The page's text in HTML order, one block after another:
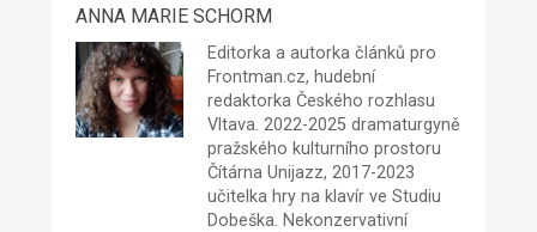
ANNA MARIE SCHORM
Editorka a autorka článků pro
Frontman.cz, hudební
redaktorka Českého rozhlasu
Vltava. 2022-2025 dramaturgyně
pražského kulturního prostoru
Čítárna Unijazz, 2017-2023
učitelka hry na klavír ve Studiu
Dobeška. Nekonzervativní